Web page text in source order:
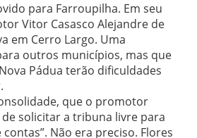
para Farroupilha. Em seu
Vitor Casasco Alejandre de
em Cerro Largo. Uma
outros municípios, mas que
Pádua terão dificuldades
que o promotor
solicitar a tribuna livre para
Não era preciso. Flores